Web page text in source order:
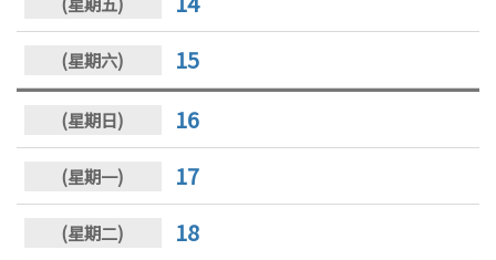
15
16
17
18